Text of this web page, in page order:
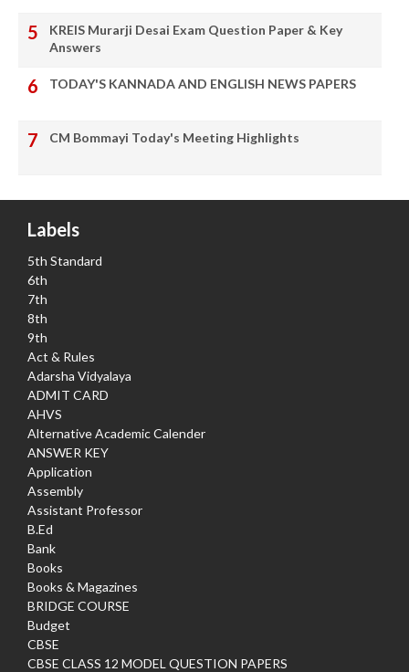
KREIS Murarji Desai Exam Question Paper & Key
Answers
TODAY'S KANNADA AND ENGLISH NEWS PAPERS
CM Bommayi Today's Meeting Highlights
Labels
5th Standard
6th
7th
8th
9th
Act & Rules
Adarsha Vidyalaya
ADMIT CARD
AHVS
Alternative Academic Calender
ANSWER KEY
Application
Assembly
Assistant Professor
B.Ed
Bank
Books
Books & Magazines
BRIDGE COURSE
Budget
CBSE
CBSE CLASS 12 MODEL QUESTION PAPERS